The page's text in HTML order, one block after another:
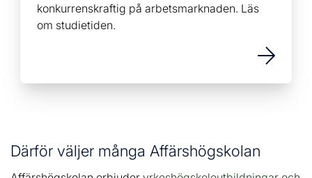
konkurrenskraftig på arbetsmarknaden. Läs
om studietiden.
Därför väljer många Affärshögskolan